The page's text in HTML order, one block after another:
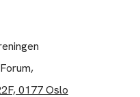
0177 Oslo